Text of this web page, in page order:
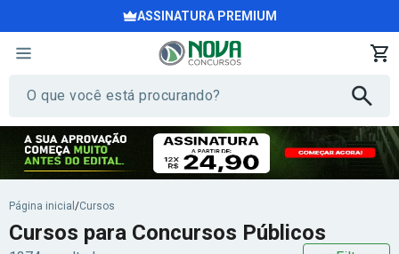
ASSINATURA PREMIUM
Página inicial /Cursos
Cursos para Concursos Públicos